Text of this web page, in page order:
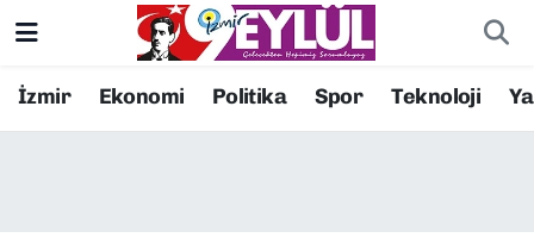
İzmir Ekonomi Politika Spor Teknoloji
Resmi İlanlar
Konak Nöbetçi Eczaneler